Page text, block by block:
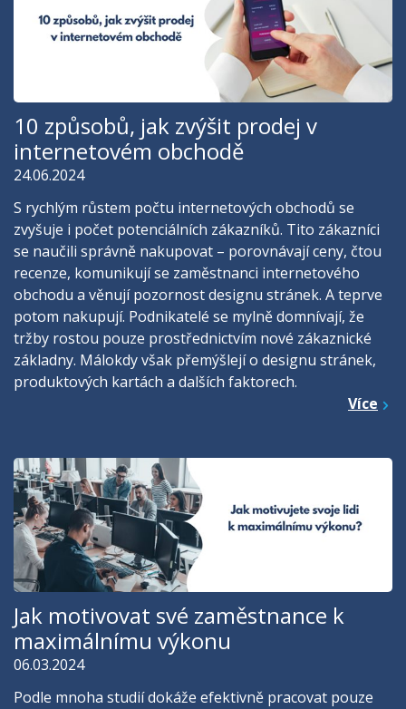
10 způsobů, jak zvýšit prodej v
internetovém obchodě
24.06.2024
S rychlým růstem počtu internetových obchodů se
zvyšuje i počet potenciálních zákazníků. Tito zákazníci
se naučili správně nakupovat – porovnávají ceny, čtou
recenze, komunikují se zaměstnanci internetového
obchodu a věnují pozornost designu stránek. A teprve
potom nakupují. Podnikatelé se mylně domnívají, že
tržby rostou pouze prostřednictvím nové zákaznické
základny. Málokdy však přemýšlejí o designu stránek,
produktových kartách a dalších faktorech.
Více
Jak motivovat své zaměstnance k
maximálnímu výkonu
06.03.2024
Podle mnoha studií dokáže efektivně pracovat pouze